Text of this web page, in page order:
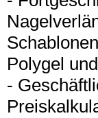
Polygel
-